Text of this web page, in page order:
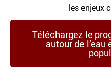
les enjeux
Téléchargez le
autour de l’eau